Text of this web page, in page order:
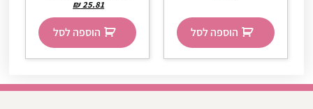
הוספה לסל
₪25.81
הוספה לסל